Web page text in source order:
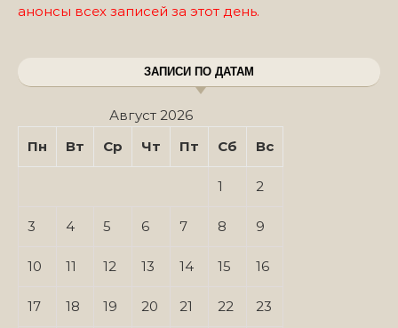
анонсы всех записей за этот день.
ЗАПИСИ ПО ДАТАМ
Август 2026
Пн
Вт Ср Чт Пт Сб Вс
1 2
3 4 5 6 7 8 9
10 11 12 13 14 15 16
17 18 19 20 21 22 23